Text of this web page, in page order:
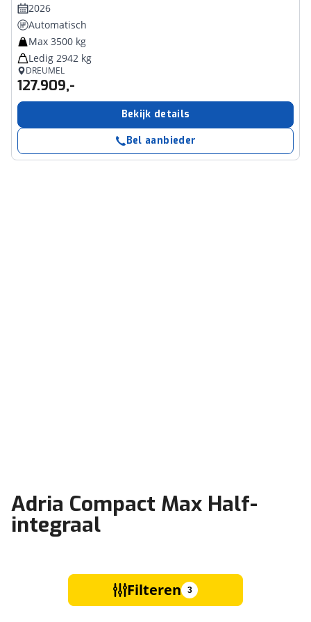
2026
Automatisch
Max 3500 kg
Ledig 2942 kg
DREUMEL
127.909,-
Bekijk details
Bel aanbieder
Adria Compact Max Half-
integraal
Filteren 3